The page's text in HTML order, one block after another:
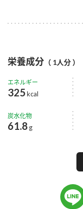
栄養成分 （ 1人分 ）
エネルギー
325kcal
炭水化物
61.8 g